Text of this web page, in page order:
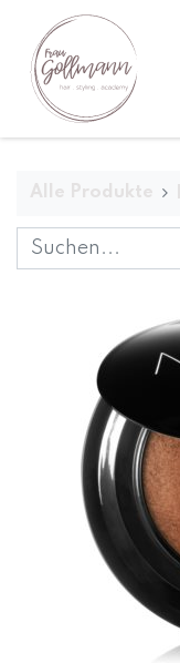
Alle Produkte